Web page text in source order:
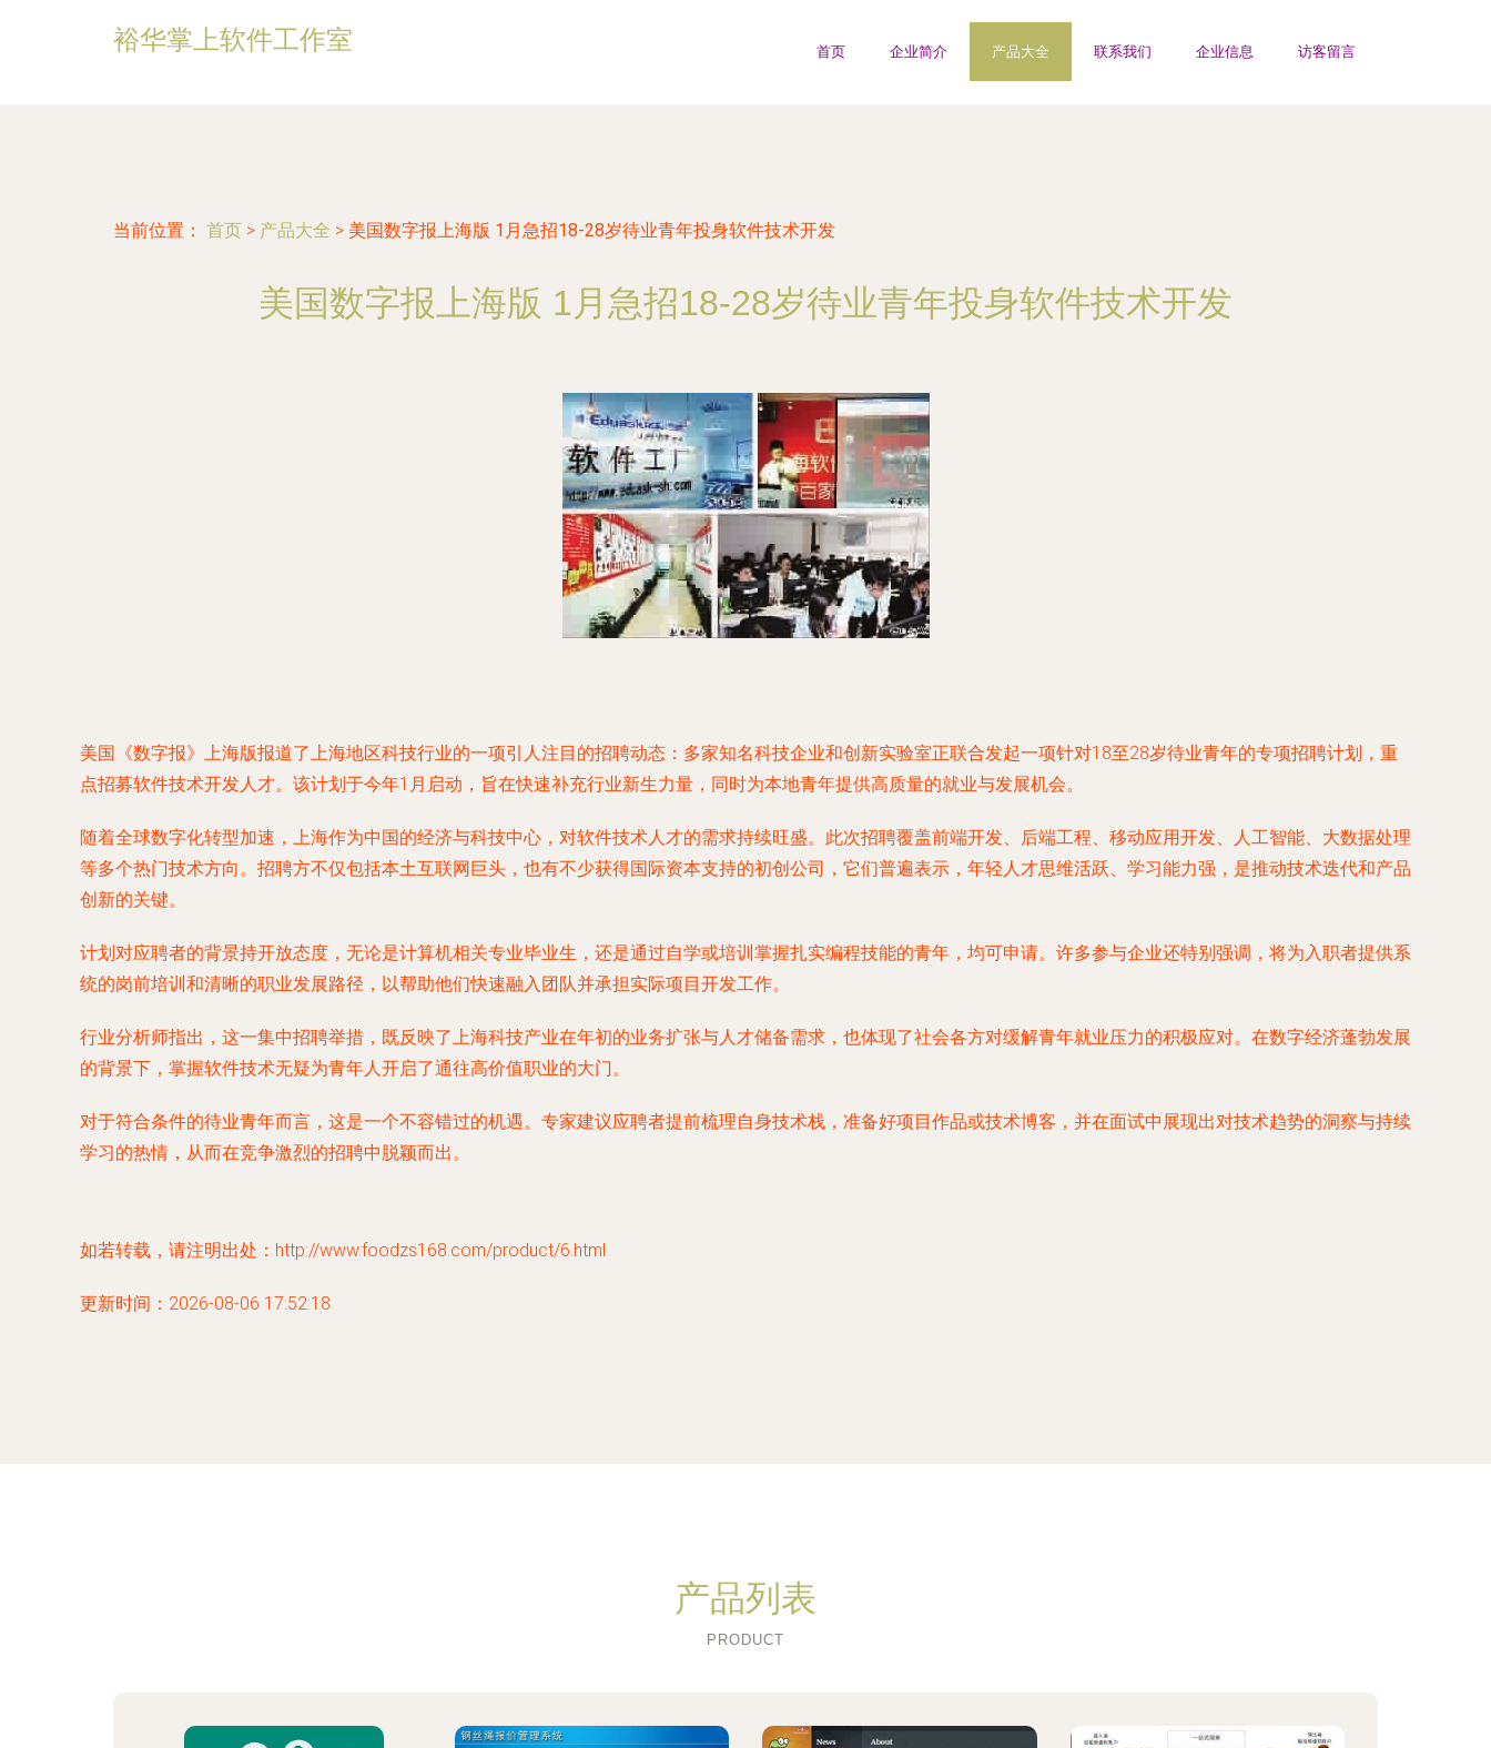
裕华掌上软件工作室 首页 企业简介 产品大全 联系我们 企业信息 访客留言
当前位置： 首页 > 产品大全 > 美国数字报上海版 1月急招18-28岁待业青年投身软件技术开发
美国数字报上海版 1月急招18-28岁待业青年投身软件技术开发
美国《数字报》上海版报道了上海地区科技行业的一项引人注目的招聘动态：多家知名科技企业和创新实验室正联合发起一项针对18至28岁待业青年的专项招聘计划，重
点招募软件技术开发人才。该计划于今年1月启动，旨在快速补充行业新生力量，同时为本地青年提供高质量的就业与发展机会。
随着全球数字化转型加速，上海作为中国的经济与科技中心，对软件技术人才的需求持续旺盛。此次招聘覆盖前端开发、后端工程、移动应用开发、人工智能、大数据处理
等多个热门技术方向。招聘方不仅包括本土互联网巨头，也有不少获得国际资本支持的初创公司，它们普遍表示，年轻人才思维活跃、学习能力强，是推动技术迭代和产品
创新的关键。
计划对应聘者的背景持开放态度，无论是计算机相关专业毕业生，还是通过自学或培训掌握扎实编程技能的青年，均可申请。许多参与企业还特别强调，将为入职者提供系
统的岗前培训和清晰的职业发展路径，以帮助他们快速融入团队并承担实际项目开发工作。
行业分析师指出，这一集中招聘举措，既反映了上海科技产业在年初的业务扩张与人才储备需求，也体现了社会各方对缓解青年就业压力的积极应对。在数字经济蓬勃发展
的背景下，掌握软件技术无疑为青年人开启了通往高价值职业的大门。
对于符合条件的待业青年而言，这是一个不容错过的机遇。专家建议应聘者提前梳理自身技术栈，准备好项目作品或技术博客，并在面试中展现出对技术趋势的洞察与持续
学习的热情，从而在竞争激烈的招聘中脱颖而出。
如若转载，请注明出处：http://www.foodzs168.com/product/6.html
更新时间：2026-08-06 17:52:18
产品列表
PRODUCT